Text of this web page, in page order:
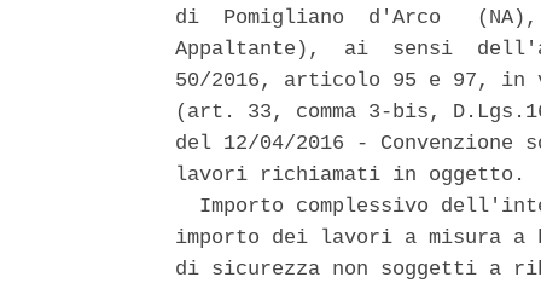
di  Pomigliano  d'Arco
Appaltante),  ai  sensi
50/2016, articolo 95 e 97, in
(art. 33, comma 3-bis,
del 12/04/2016 -
lavori richiamati in oggetto.
Importo complessivo
importo dei lavori a misura
di sicurezza non soggetti a